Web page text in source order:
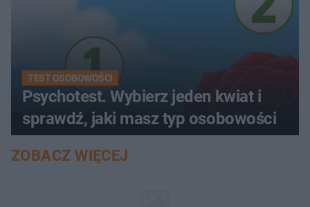
TEST OSOBOWOŚCI
Psychotest. Wybierz jeden kwiat i
sprawdź, jaki masz typ osobowości
ZOBACZ WIĘCEJ